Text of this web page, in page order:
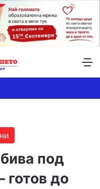
под
готов до